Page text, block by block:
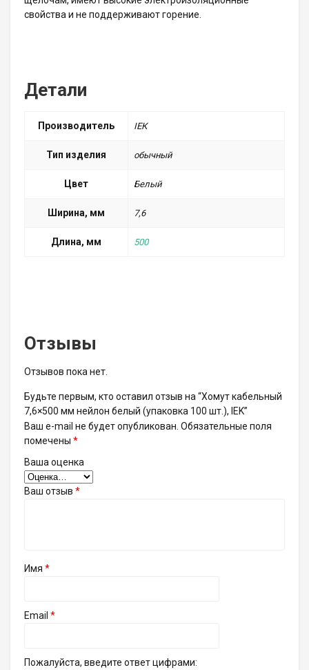
свойства и не поддерживают горение.
Детали
Производитель ІЕК
Тип изделия обычный
Цвет Белый
Ширина, мм 7,6
Длина, мм 500
Отзывы
Отзывов пока нет.
Будьте первым, кто оставил отзыв на “Хомут кабельный
7,6×500 мм нейлон белый (упаковка 100 шт.), IEK”
Ваш e-mail не будет опубликован. Обязательные поля
помечены *
Ваша оценка
Ваш отзыв *
Имя *
Email *
Пожалуйста, введите ответ цифрами: